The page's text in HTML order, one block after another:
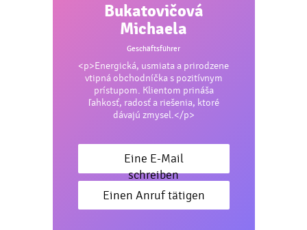
Bukatovičová
Michaela
Geschäftsführer
<p>Energická, usmiata a prirodzene
vtipná obchodníčka s pozitívnym
prístupom. Klientom prináša
ľahkosť, radosť a riešenia, ktoré
dávajú zmysel.</p>
Eine E-Mail
schreiben
Einen Anruf tätigen